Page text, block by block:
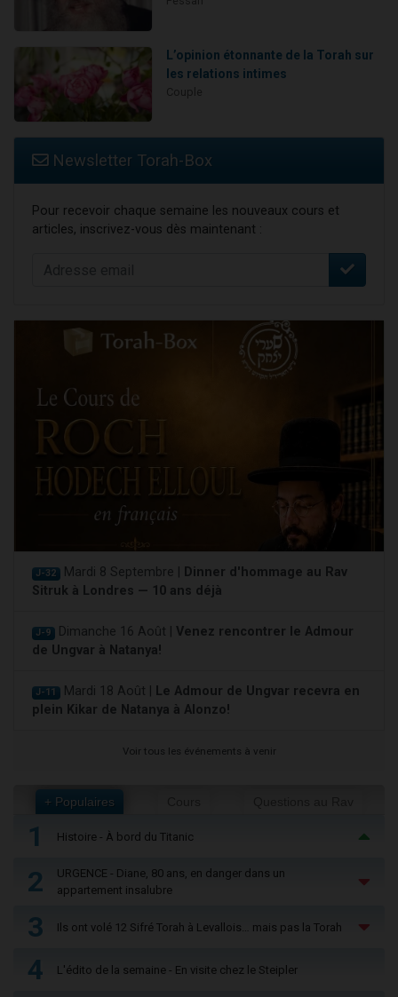
L’opinion étonnante de la Torah sur
les relations intimes
Newsletter Torah-Box
Pour recevoir chaque semaine les nouveaux cours et
articles, inscrivez-vous dès maintenant :
J-32 Mardi 8 Septembre | Dinner d'hommage au Rav
Sitruk à Londres — 10 ans déjà
J-9 Dimanche 16 Août | Venez rencontrer le Admour
de Ungvar à Natanya!
J-11 Mardi 18 Août | Le Admour de Ungvar recevra en
plein Kikar de Natanya à Alonzo!
Voir tous les événements à venir
+ Populaires
1 Histoire - À bord du Titanic
2
URGENCE - Diane, 80 ans, en danger dans un
appartement insalubre
3 Ils ont volé 12 Sifré Torah à Levallois… mais pas la Torah
4 L'édito de la semaine - En visite chez le Steipler